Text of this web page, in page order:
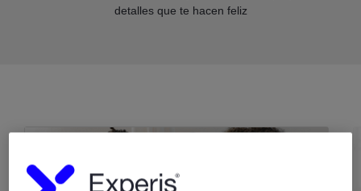
detalles que te hacen feliz